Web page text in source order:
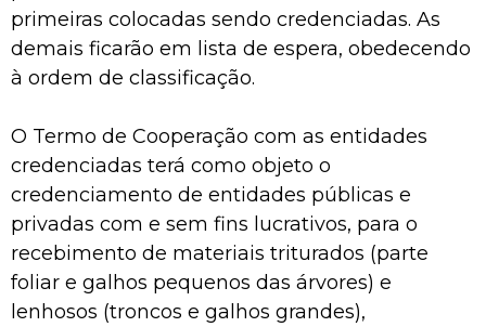
primeiras colocadas sendo credenciadas. As
demais ficarão em lista de espera, obedecendo
à ordem de classificação.
O Termo de Cooperação com as entidades
credenciadas terá como objeto o
credenciamento de entidades públicas e
privadas com e sem fins lucrativos, para o
recebimento de materiais triturados (parte
foliar e galhos pequenos das árvores) e
lenhosos (troncos e galhos grandes),